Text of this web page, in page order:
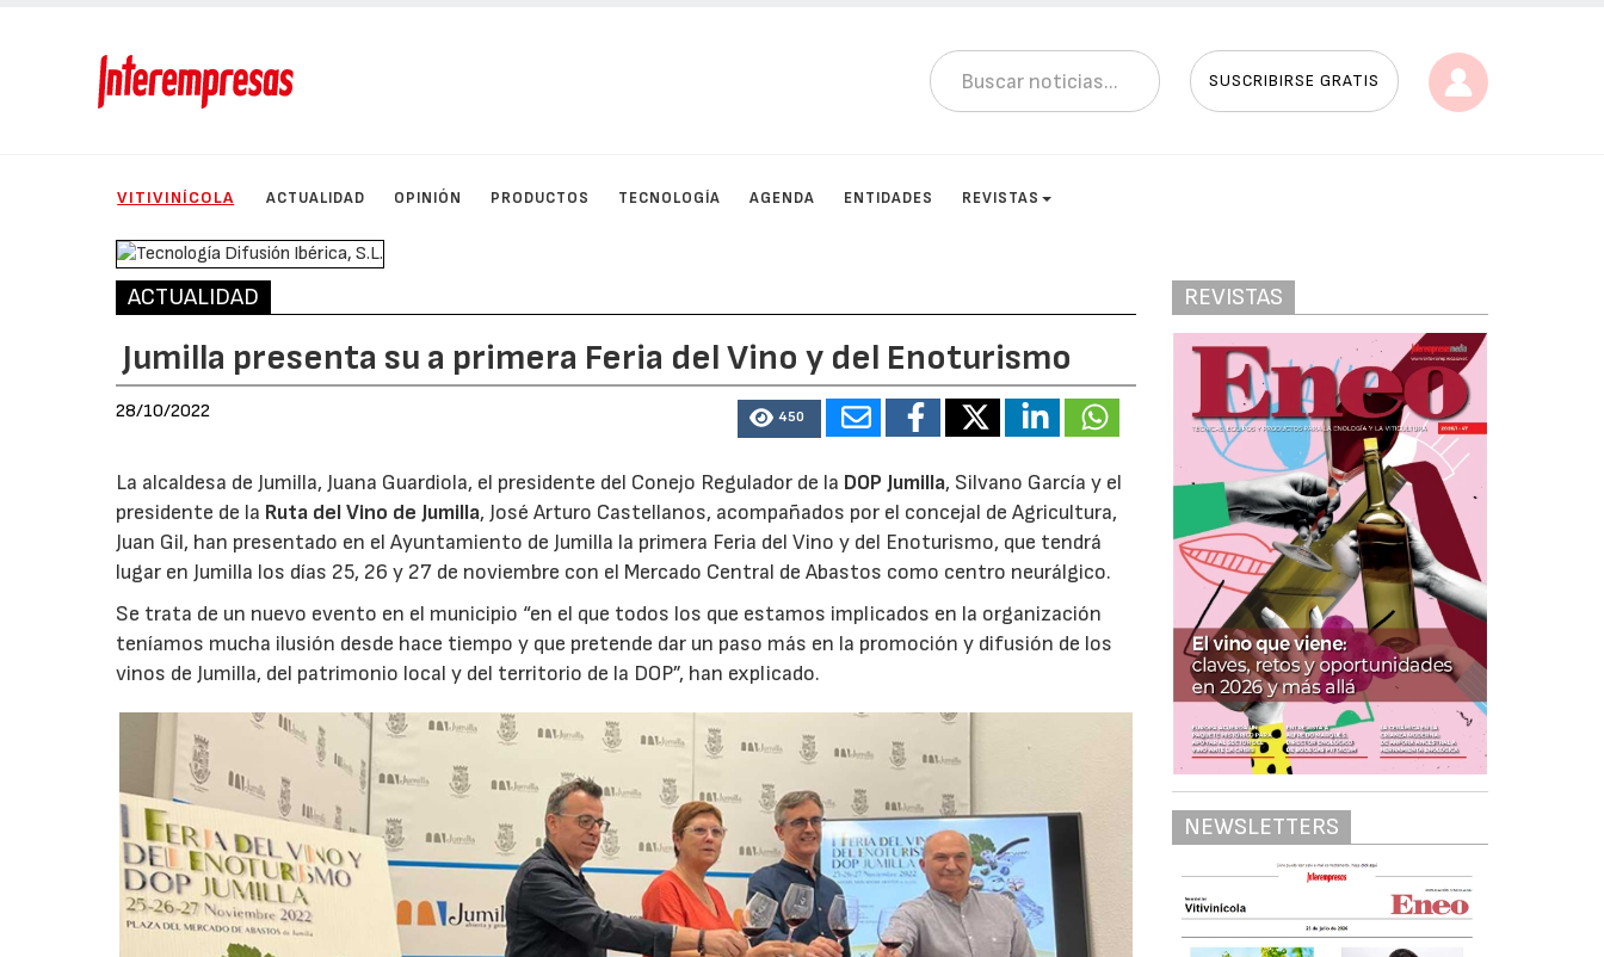
SUSCRIBIRSE GRATIS
VITIVINÍCOLA ACTUALIDAD OPINIÓN PRODUCTOS TECNOLOGÍA AGENDA ENTIDADES REVISTAS
ACTUALIDAD
Jumilla presenta su a primera Feria del Vino y del Enoturismo
28/10/2022 450
La alcaldesa de Jumilla, Juana Guardiola, el presidente del Conejo Regulador de la DOP Jumilla, Silvano García y el
presidente de la Ruta del Vino de Jumilla, José Arturo Castellanos, acompañados por el concejal de Agricultura,
Juan Gil, han presentado en el Ayuntamiento de Jumilla la primera Feria del Vino y del Enoturismo, que tendrá
lugar en Jumilla los días 25, 26 y 27 de noviembre con el Mercado Central de Abastos como centro neurálgico.
Se trata de un nuevo evento en el municipio “en el que todos los que estamos implicados en la organización
teníamos mucha ilusión desde hace tiempo y que pretende dar un paso más en la promoción y difusión de los
vinos de Jumilla, del patrimonio local y del territorio de la DOP”, han explicado.
REVISTAS
NEWSLETTERS